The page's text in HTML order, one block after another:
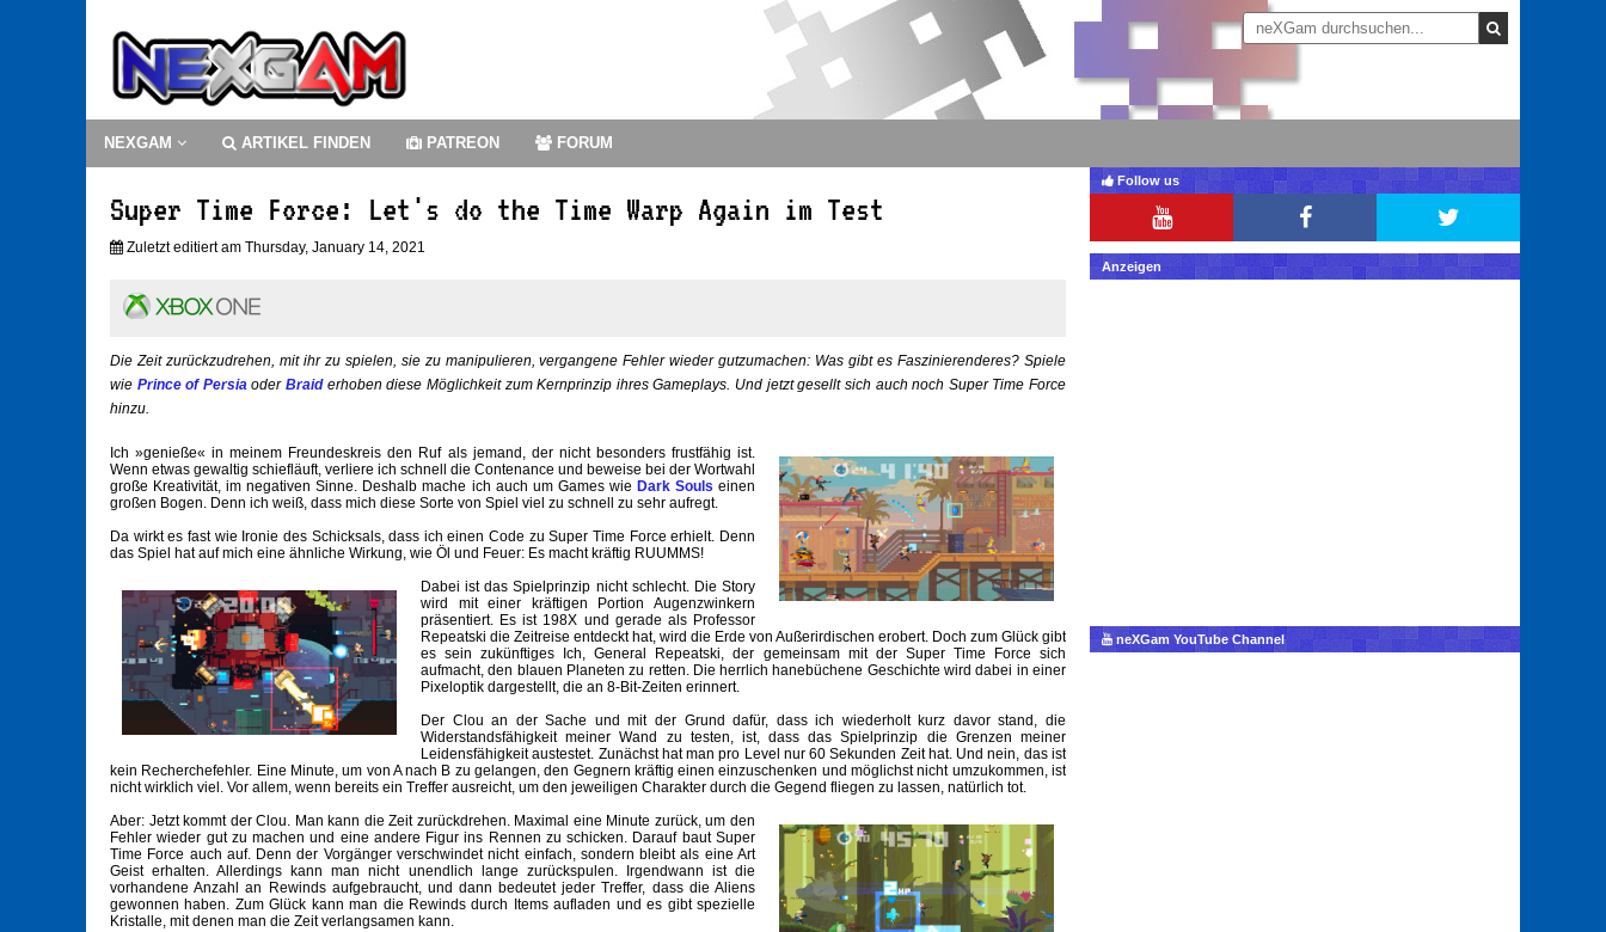
NEXGAM ARTIKEL FINDEN PATREON FORUM
Super Time Force: Let's do the Time Warp Again im Test
Zuletzt editiert am Thursday, January 14, 2021
Die Zeit zurückzudrehen, mit ihr zu spielen, sie zu manipulieren, vergangene Fehler wieder gutzumachen: Was gibt es Faszinierenderes? Spiele
wie Prince of PersiaoderBraiderhoben diese Möglichkeit zum Kernprinzip ihres Gameplays. Und jetzt gesellt sich auch noch Super Time Force
hinzu.
Ich »genieße« in meinem Freundeskreis den Ruf als jemand, der nicht besonders frustfähig ist.
Wenn etwas gewaltig schiefläuft, verliere ich schnell die Contenance und beweise bei der Wortwahl
große Kreativität, im negativen Sinne. Deshalb mache ich auch um Games wie Dark Souls einen
großen Bogen. Denn ich weiß, dass mich diese Sorte von Spiel viel zu schnell zu sehr aufregt.
Da wirkt es fast wie Ironie des Schicksals, dass ich einen Code zu Super Time Force erhielt. Denn
das Spiel hat auf mich eine ähnliche Wirkung, wie Öl und Feuer: Es macht kräftig RUUMMS!
Dabei ist das Spielprinzip nicht schlecht. Die Story
wird mit einer kräftigen Portion Augenzwinkern
präsentiert. Es ist 198X und gerade als Professor
Repeatski die Zeitreise entdeckt hat, wird die Erde von Außerirdischen erobert. Doch zum Glück gibt
es sein zukünftiges Ich, General Repeatski, der gemeinsam mit der Super Time Force sich
aufmacht, den blauen Planeten zu retten. Die herrlich hanebüchene Geschichte wird dabei in einer
Pixeloptik dargestellt, die an 8-Bit-Zeiten erinnert.
Der Clou an der Sache und mit der Grund dafür, dass ich wiederholt kurz davor stand, die
Widerstandsfähigkeit meiner Wand zu testen, ist, dass das Spielprinzip die Grenzen meiner
Leidensfähigkeit austestet. Zunächst hat man pro Level nur 60 Sekunden Zeit hat. Und nein, das ist
kein Recherchefehler. Eine Minute, um von A nach B zu gelangen, den Gegnern kräftig einen einzuschenken und möglichst nicht umzukommen, ist
nicht wirklich viel. Vor allem, wenn bereits ein Treffer ausreicht, um den jeweiligen Charakter durch die Gegend fliegen zu lassen, natürlich tot.
Aber: Jetzt kommt der Clou. Man kann die Zeit zurückdrehen. Maximal eine Minute zurück, um den
Fehler wieder gut zu machen und eine andere Figur ins Rennen zu schicken. Darauf baut Super
Time Force auch auf. Denn der Vorgänger verschwindet nicht einfach, sondern bleibt als eine Art
Geist erhalten. Allerdings kann man nicht unendlich lange zurückspulen. Irgendwann ist die
vorhandene Anzahl an Rewinds aufgebraucht, und dann bedeutet jeder Treffer, dass die Aliens
gewonnen haben. Zum Glück kann man die Rewinds durch Items aufladen und es gibt spezielle
Kristalle, mit denen man die Zeit verlangsamen kann.
Follow us
Anzeigen
neXGam YouTube Channel